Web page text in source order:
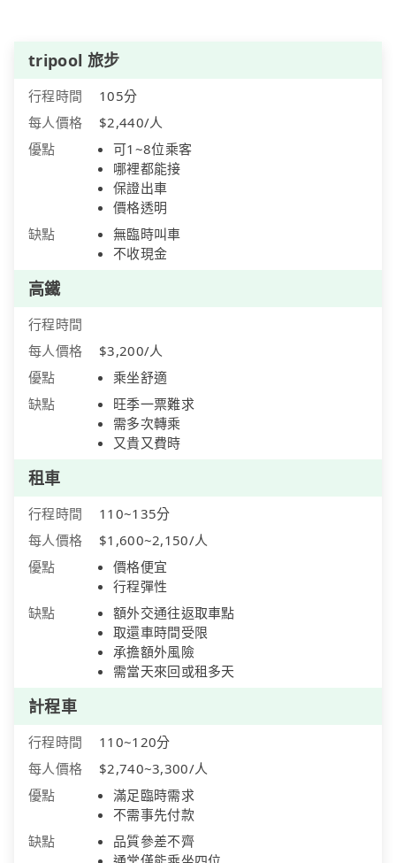
tripool 旅步
行程時間
105分
每人價格
$2,440/人
優點
可1~8位乘客
哪裡都能接
保證出車
價格透明
缺點
無臨時叫車
不收現金
高鐵
行程時間
每人價格
$3,200/人
優點
乘坐舒適
缺點
旺季一票難求
需多次轉乘
又貴又費時
租車
行程時間
110~135分
每人價格
$1,600~2,150/人
優點
價格便宜
行程彈性
缺點
額外交通往返取車點
取還車時間受限
承擔額外風險
需當天來回或租多天
計程車
行程時間
110~120分
每人價格
$2,740~3,300/人
優點
滿足臨時需求
不需事先付款
缺點
品質參差不齊